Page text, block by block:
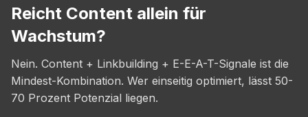
Reicht Content allein für
Wachstum?
Nein. Content + Linkbuilding + E-E-A-T-Signale ist die
Mindest-Kombination. Wer einseitig optimiert, lässt 50-
70 Prozent Potenzial liegen.